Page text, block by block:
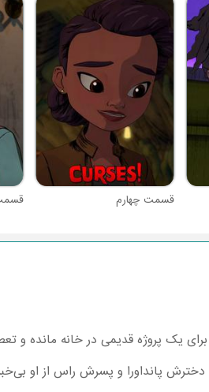
قسمت چهارم
یک پروژه قدیمی در خانه مانده و
پانداورا و پسرش راس از او